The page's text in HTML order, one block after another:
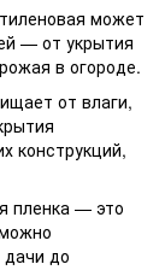
может
— от укрытия
в огороде.
от влаги,
конструкций,
пленка — это
до